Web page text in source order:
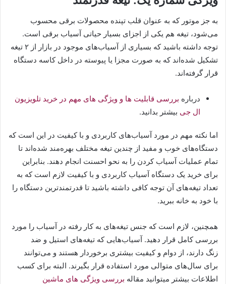
به جز موتور که به عنوان قلب تپنده محصولات برقی محسوب
می‌شود، تیغه هم یکی از اجزای بسیار حیاتی آسیاب برقی است.
توجه داشته باشید که بسیاری از آسیاب‌های موجود در بازار از ۲ تیغه
تشکیل شده‌اند که به صورت مجزا یا پیوسته در داخل کاسه دستگاه
قرار گرفته‌اند.
درباره بررسی قابلیت ها و ویژگی های مهم در خرید تلویزیون
ال جی بیشتر بدانید.
اما نکته مهم در مورد آسیاب‌های کاربردی و با کیفیت در این است که
دستگاه‌های خوب و مفید از چندین تیغه مختلف بهره‌مند شده‌اند تا
تمام عملیات آسیاب کردن را به نحو احسنت انجام دهند. بنابراین
برای خرید یک دستگاه آسیاب کاربردی و با کیفیت لازم است که به
تعداد تیغه‌های آن توجه کافی داشته باشید تا قدرتمندترین دستگاه را
با خود به خانه ببرید.
همچنین، لازم است که جنس تیغه‌های به کار رفته در آسیاب را مورد
بررسی کامل قرار دهید. آسیاب‌هایی که تیغه‌های استیل و ضد
زنگ دارند، از دوام و کیفیت بیشتری برخوردار هستند و می‌توانند
برای سال‌های متوالی مورد استفاده قرار بگیرند. البته برای کسب
اطلاعات بیشتر میتوانید مقاله بررسی ویژگی های ماشین